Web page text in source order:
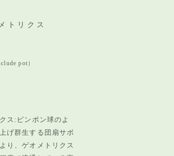
トリクス
pot）
ス:ピンポン球のよ
げ群生する団扇サボ
り、ゲオメトリクス